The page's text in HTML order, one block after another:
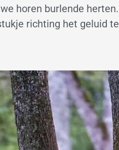
horen burlende herten.
richting het geluid te